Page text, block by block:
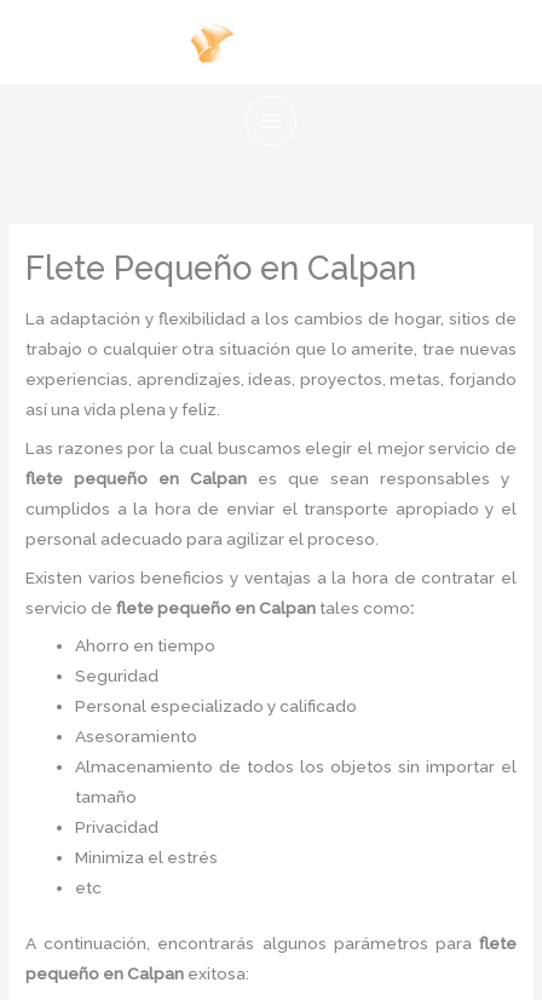
Flete Pequeño en Calpan
La adaptación y flexibilidad a los cambios de hogar, sitios de
trabajo o cualquier otra situación que lo amerite, trae nuevas
experiencias, aprendizajes, ideas, proyectos, metas, forjando
así una vida plena y feliz.
Las razones por la cual buscamos elegir el mejor servicio de
flete pequeño en Calpan es
que sean responsables y
cumplidos a la hora de enviar el transporte apropiado y el
personal adecuado para agilizar el proceso.
Existen varios beneficios y ventajas a la hora de contratar el
servicio de flete pequeño en Calpan tales como:
Ahorro en tiempo
Seguridad
Personal especializado y calificado
Asesoramiento
Almacenamiento de todos los objetos sin importar el
tamaño
Privacidad
Minimiza el estrés
etc
A continuación, encontrarás algunos parámetros para flete
pequeño en Calpan exitosa: